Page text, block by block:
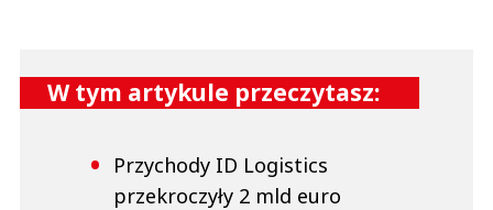
W tym artykule przeczytasz:
Przychody ID Logistics
przekroczyły 2 mld euro